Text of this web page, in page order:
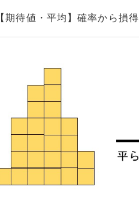
【期待値・平均】確率から損